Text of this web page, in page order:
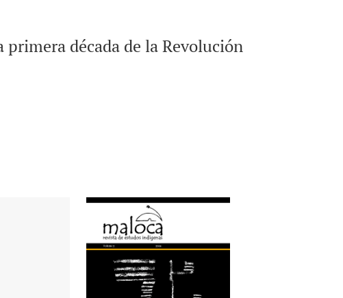
década de la Revolución